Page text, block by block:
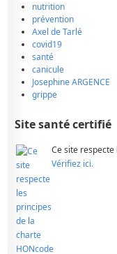
nutrition
prévention
Axel de Tarlé
covid19
santé
canicule
Josephine ARGENCE
grippe
Site santé certifié
Ce site respecte
Vérifiez ici.